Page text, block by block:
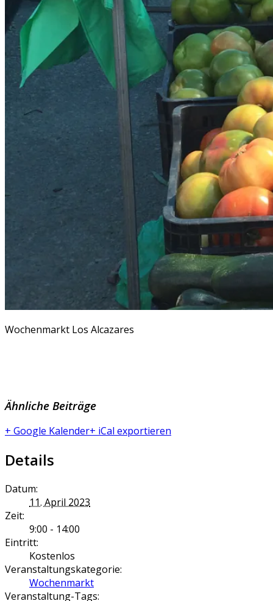
Wochenmarkt Los Alcazares
Ähnliche Beiträge
+ Google Kalender+ iCal exportieren
Details
Datum:
11. April 2023
Zeit:
9:00 - 14:00
Eintritt:
Kostenlos
Veranstaltungskategorie:
Wochenmarkt
Veranstaltung-Tags: